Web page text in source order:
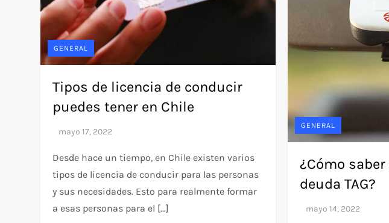
GENERAL
Tipos de licencia de conducir
puedes tener en Chile
Desde hace un tiempo, en Chile existen varios
tipos de licencia de conducir para las personas
y sus necesidades. Esto para realmente formar
a esas personas para el […]
GENERAL
¿Cómo
deuda TAG?